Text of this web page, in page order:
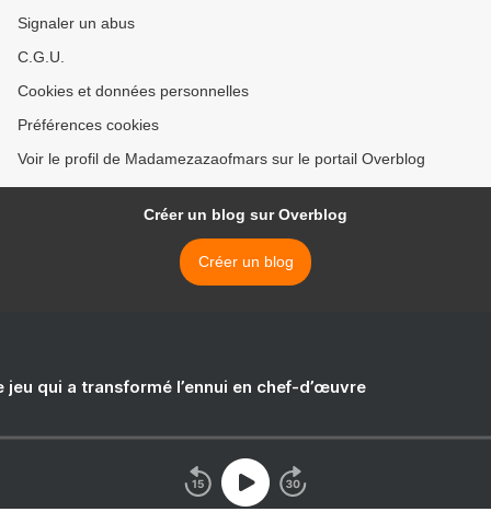
Signaler un abus
C.G.U.
Cookies et données personnelles
Préférences cookies
Voir le profil de Madamezazaofmars sur le portail Overblog
Créer un blog sur Overblog
Créer un blog
jeu qui a transformé l’ennui en chef-d’œuvre